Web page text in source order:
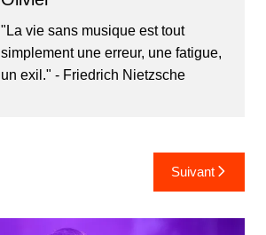
"La vie sans musique est tout
simplement une erreur, une fatigue,
un exil." - Friedrich Nietzsche
Suivant